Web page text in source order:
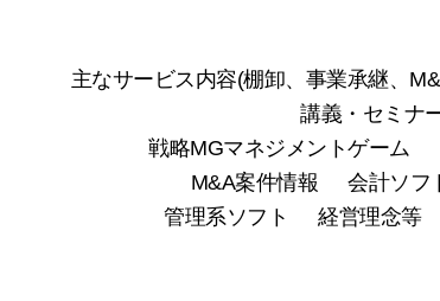
主なサービス内容(棚卸、事業承継、
講義・セミナ
戦略MGマネジメントゲーム
M&A案件情報
会計ソフ
管理系ソフト
経営理念等